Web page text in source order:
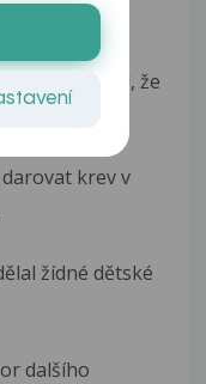
mi doporučil, že
krev v
žídné dětské
dalšího